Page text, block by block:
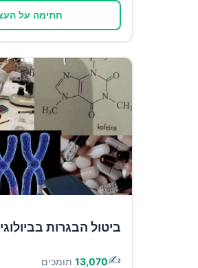
חתימה על
ביטול הבגרות
✍️
13,070 תומכים